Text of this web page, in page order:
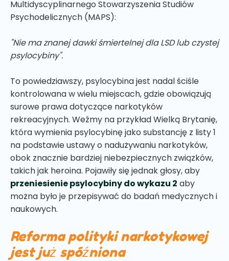
Multidyscyplinarnego Stowarzyszenia Studiów
Psychodelicznych (MAPS):
"Nie ma znanej dawki śmiertelnej dla LSD lub czystej
psylocybiny".
To powiedziawszy, psylocybina jest nadal ściśle
kontrolowana w wielu miejscach, gdzie obowiązują
surowe prawa dotyczące narkotyków
rekreacyjnych. Weźmy na przykład Wielką Brytanię,
która wymienia psylocybinę jako substancję z listy 1
na podstawie ustawy o nadużywaniu narkotyków,
obok znacznie bardziej niebezpiecznych związków,
takich jak heroina. Pojawiły się jednak głosy, aby
przeniesienie psylocybiny do wykazu 2 aby
można było je przepisywać do badań medycznych i
naukowych.
Reforma polityki narkotykowej
jest już spóźniona